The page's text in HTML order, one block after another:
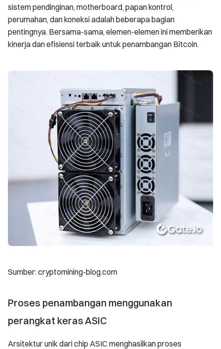
sistem pendinginan, motherboard, papan kontrol,
perumahan, dan koneksi adalah beberapa bagian
pentingnya. Bersama-sama, elemen-elemen ini memberikan
kinerja dan efisiensi terbaik untuk penambangan Bitcoin.
Sumber: cryptomining-blog.com
Proses penambangan menggunakan
perangkat keras ASIC
Arsitektur unik dari chip ASIC menghasilkan proses